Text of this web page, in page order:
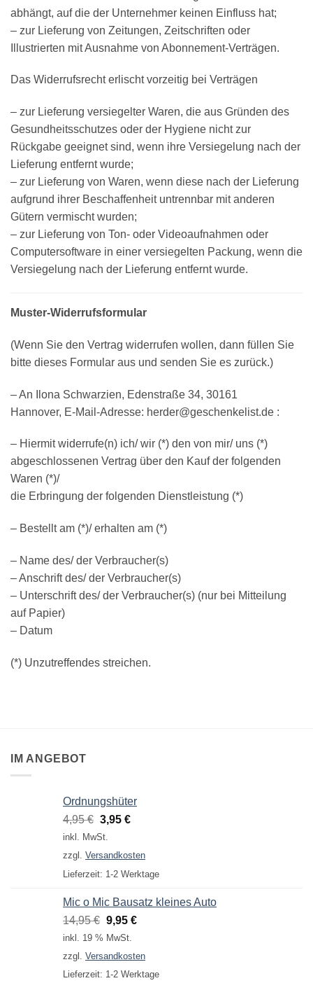
abhängt, auf die der Unternehmer keinen Einfluss hat;
– zur Lieferung von Zeitungen, Zeitschriften oder
Illustrierten mit Ausnahme von Abonnement-Verträgen.
Das Widerrufsrecht erlischt vorzeitig bei Verträgen
– zur Lieferung versiegelter Waren, die aus Gründen des
Gesundheitsschutzes oder der Hygiene nicht zur
Rückgabe geeignet sind, wenn ihre Versiegelung nach der
Lieferung entfernt wurde;
– zur Lieferung von Waren, wenn diese nach der Lieferung
aufgrund ihrer Beschaffenheit untrennbar mit anderen
Gütern vermischt wurden;
– zur Lieferung von Ton- oder Videoaufnahmen oder
Computersoftware in einer versiegelten Packung, wenn die
Versiegelung nach der Lieferung entfernt wurde.
Muster-Widerrufsformular
(Wenn Sie den Vertrag widerrufen wollen, dann füllen Sie
bitte dieses Formular aus und senden Sie es zurück.)
– An Ilona Schwarzien, Edenstraße 34, 30161
Hannover, E-Mail-Adresse: herder@geschenkelist.de :
– Hiermit widerrufe(n) ich/ wir (*) den von mir/ uns (*)
abgeschlossenen Vertrag über den Kauf der folgenden
Waren (*)/
die Erbringung der folgenden Dienstleistung (*)
– Bestellt am (*)/ erhalten am (*)
– Name des/ der Verbraucher(s)
– Anschrift des/ der Verbraucher(s)
– Unterschrift des/ der Verbraucher(s) (nur bei Mitteilung
auf Papier)
– Datum
(*) Unzutreffendes streichen.
IM ANGEBOT
Ordnungshüter
4,95€ Ursprünglicher
Preis
4,95 €
3,95 €Aktueller
3,95 €.
inkl. MwSt.
zzgl. Versandkosten
Lieferzeit: 1-2 Werktage
Mic o Mic Bausatz kleines Auto
14,95€ Ursprünglicher
Preis
14,95 €
9,95 €Aktueller
9,95 €.
inkl. 19 % MwSt.
zzgl. Versandkosten
Lieferzeit: 1-2 Werktage